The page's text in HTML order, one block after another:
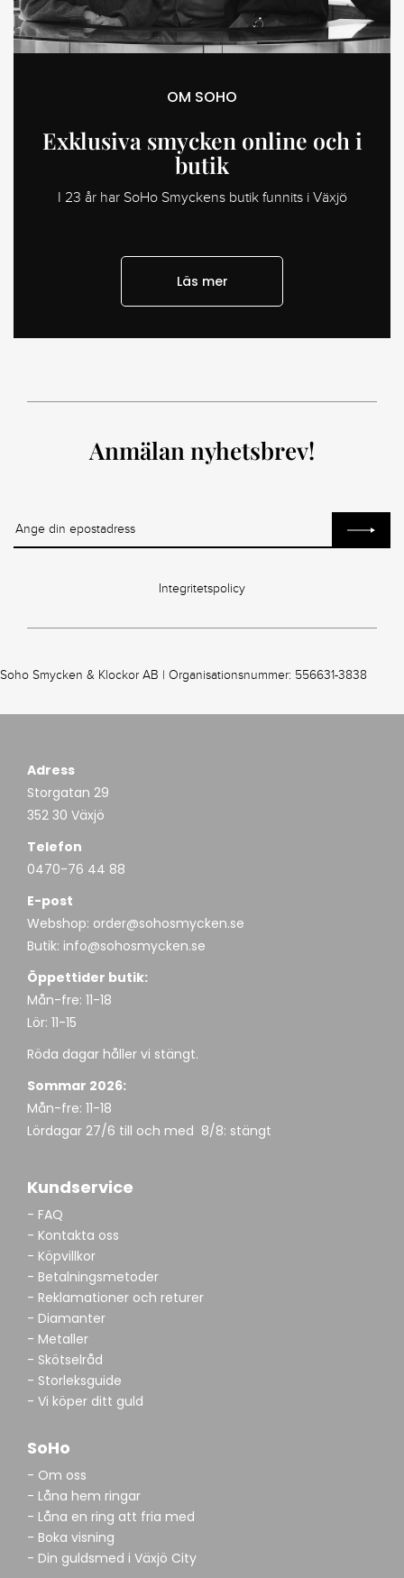
OM SOHO
Exklusiva smycken online och i
butik
I 23 år har SoHo Smyckens butik funnits i Växjö
Läs mer
Anmälan nyhetsbrev!
Integritetspolicy
Soho Smycken & Klockor AB | Organisationsnummer: 556631-3838
Adress
Storgatan 29
352 30 Växjö
Telefon
0470-76 44 88
E-post
Webshop: order@sohosmycken.se
Butik: info@sohosmycken.se
Öppettider butik:
Mån-fre: 11-18
Lör: 11-15
Röda dagar håller vi stängt.
Sommar 2026:
Mån-fre: 11-18
Lördagar 27/6 till och med 8/8: stängt
Kundservice
- FAQ
- Kontakta oss
- Köpvillkor
- Betalningsmetoder
- Reklamationer och returer
- Diamanter
- Metaller
- Skötselråd
- Storleksguide
- Vi köper ditt guld
SoHo
- Om oss
- Låna hem ringar
- Låna en ring att fria med
- Boka visning
- Din guldsmed i Växjö City